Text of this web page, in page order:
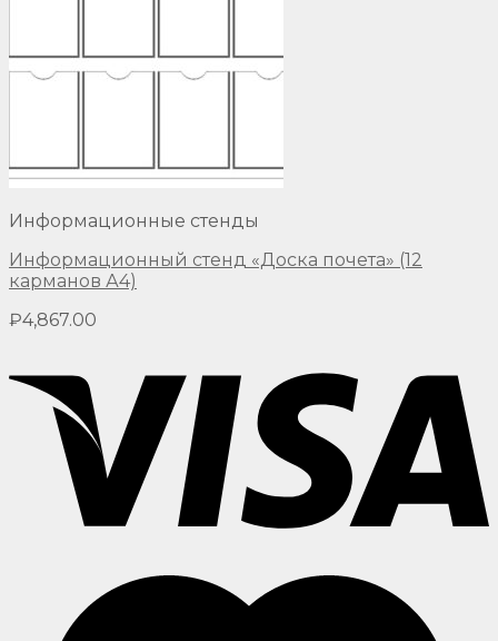
Информационные стенды
Информационный стенд «Доска почета» (12
карманов А4)
₽4,867.00